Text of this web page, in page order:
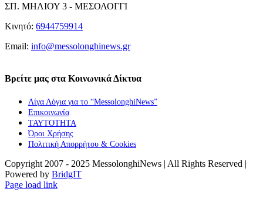
ΣΠ. ΜΗΛΙΟΥ 3 - ΜΕΣΟΛΟΓΓΙ
Κινητό: 6944759914
Email: info@messolonghinews.gr
Βρείτε μας στα Κοινωνικά Δίκτυα
Λίγα Λόγια για το “MessolonghiNews”
Επικοινωνία
ΤΑΥΤΟΤΗΤΑ
Όροι Χρήσης
Πολιτική Απορρήτου & Cookies
Copyright 2007 - 2025 MessolonghiNews | All Rights Reserved |
Powered by BridgIT
YouTube
Facebook
Instagram
Page load link